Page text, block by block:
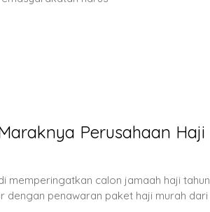
Perusahaan Haji
memperingatkan calon jamaah haji tahun
dengan penawaran paket haji murah dari